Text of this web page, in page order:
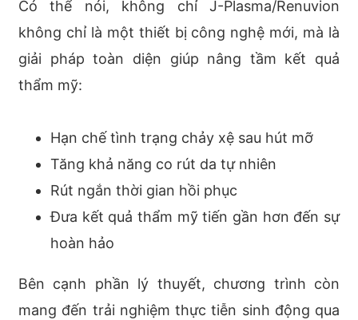
Có thể nói, không chỉ J-Plasma/Renuvion
không chỉ là một thiết bị công nghệ mới, mà là
giải pháp toàn diện giúp nâng tầm kết quả
thẩm mỹ:
Hạn chế tình trạng chảy xệ sau hút mỡ
Tăng khả năng co rút da tự nhiên
Rút ngắn thời gian hồi phục
Đưa kết quả thẩm mỹ tiến gần hơn đến sự
hoàn hảo
Bên cạnh phần lý thuyết, chương trình còn
mang đến trải nghiệm thực tiễn sinh động qua